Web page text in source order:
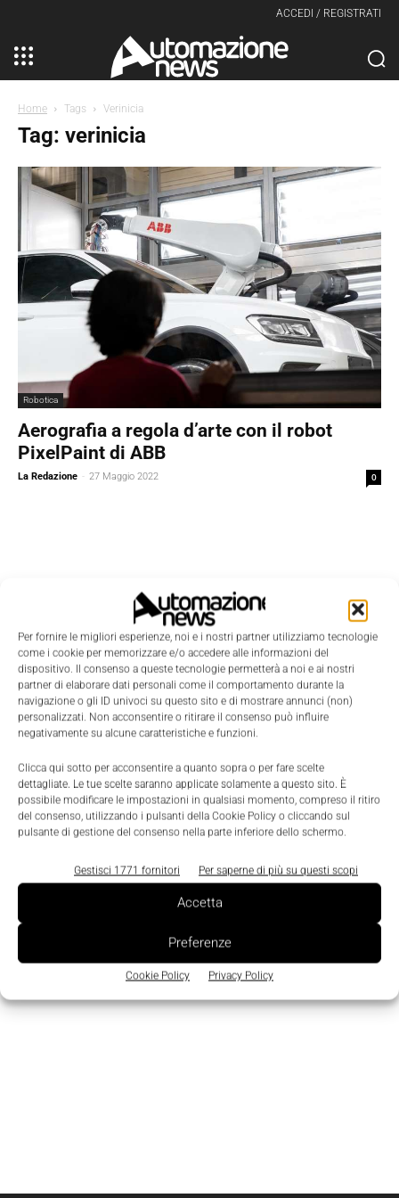
Per fornire le migliori esperienze, noi e i nostri partner utilizziamo tecnologie
come i cookie per memorizzare e/o accedere alle informazioni del
dispositivo. Il consenso a queste tecnologie permetterà a noi e ai nostri
partner di elaborare dati personali come il comportamento durante la
navigazione o gli ID univoci su questo sito e di mostrare annunci (non)
personalizzati. Non acconsentire o ritirare il consenso può influire
negativamente su alcune caratteristiche e funzioni.
Clicca qui sotto per acconsentire a quanto sopra o per fare scelte
dettagliate. Le tue scelte saranno applicate solamente a questo sito. È
possibile modificare le impostazioni in qualsiasi momento, compreso il ritiro
del consenso, utilizzando i pulsanti della Cookie Policy o cliccando sul
pulsante di gestione del consenso nella parte inferiore dello schermo.
Gestisci 1771 fornitori Per saperne di più su questi scopi
Accetta
Preferenze
Cookie Policy Privacy Policy
ACCEDI / REGISTRATI
Home Tags Verinicia
Tag: verinicia
Robotica
Aerografia a regola d’arte con il robot
PixelPaint di ABB
La Redazione - 27 Maggio 2022 0
Edicola